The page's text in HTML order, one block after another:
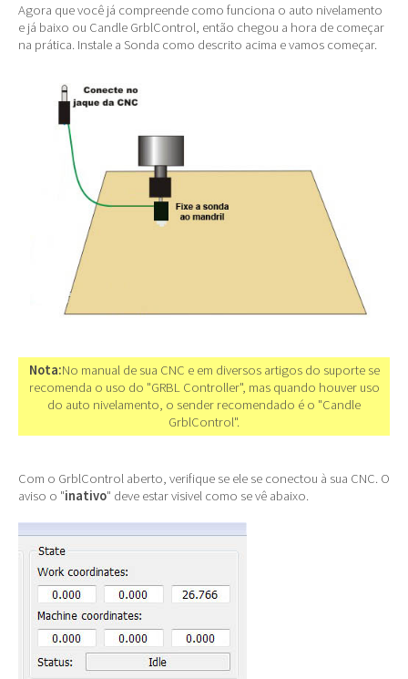
Agora que você já compreende como funciona o auto nivelamento
e já baixo ou Candle GrblControl, então chegou a hora de começar
na prática. Instale a Sonda como descrito acima e vamos começar.
Nota:No manual de sua CNC e em diversos artigos do suporte se
recomenda o uso do "GRBL Controller", mas quando houver uso
do auto nivelamento, o sender recomendado é o "Candle
GrblControl".
Com o GrblControl aberto, verifique se ele se conectou à sua CNC. O
aviso o "inativo" deve estar visivel como se vê abaixo.